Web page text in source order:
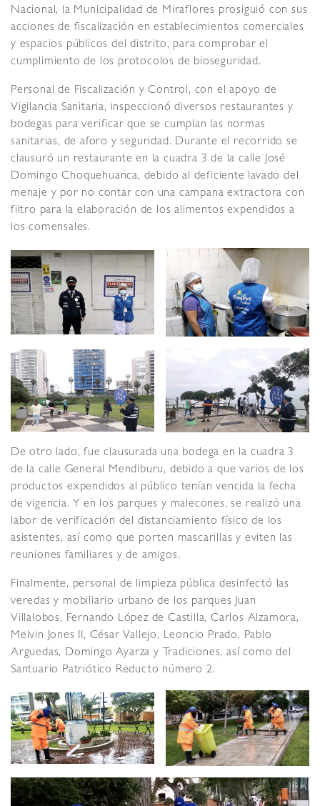
Nacional, la Municipalidad de Miraflores prosiguió con sus
acciones de fiscalización en establecimientos comerciales
y espacios públicos del distrito, para comprobar el
cumplimiento de los protocolos de bioseguridad.
Personal de Fiscalización y Control, con el apoyo de
Vigilancia Sanitaria, inspeccionó diversos restaurantes y
bodegas para verificar que se cumplan las normas
sanitarias, de aforo y seguridad. Durante el recorrido se
clausuró un restaurante en la cuadra 3 de la calle José
Domingo Choquehuanca, debido al deficiente lavado del
menaje y por no contar con una campana extractora con
filtro para la elaboración de los alimentos expendidos a
los comensales.
De otro lado, fue clausurada una bodega en la cuadra 3
de la calle General Mendiburu, debido a que varios de los
productos expendidos al público tenían vencida la fecha
de vigencia. Y en los parques y malecones, se realizó una
labor de verificación del distanciamiento físico de los
asistentes, así como que porten mascarillas y eviten las
reuniones familiares y de amigos.
Finalmente, personal de limpieza pública desinfectó las
veredas y mobiliario urbano de los parques Juan
Villalobos, Fernando López de Castilla, Carlos Alzamora,
Melvin Jones II, César Vallejo, Leoncio Prado, Pablo
Arguedas, Domingo Ayarza y Tradiciones, así como del
Santuario Patriótico Reducto número 2.